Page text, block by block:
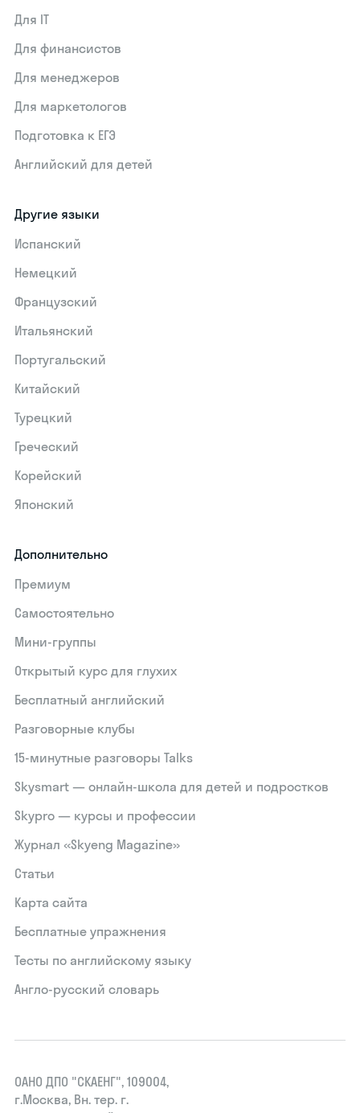
Для IT
Для финансистов
Для менеджеров
Для маркетологов
Подготовка к ЕГЭ
Английский для детей
Другие языки
Испанский
Немецкий
Французский
Итальянский
Португальский
Китайский
Турецкий
Греческий
Корейский
Японский
Дополнительно
Премиум
Самостоятельно
Мини-группы
Открытый курс для глухих
Бесплатный английский
Разговорные клубы
15‑минутные разговоры Talks
Skysmart — онлайн-школа для детей и подростков
Skypro — курсы и профессии
Журнал «Skyeng Magazine»
Статьи
Карта сайта
Бесплатные упражнения
Тесты по английскому языку
Англо-русский словарь
ОАНО ДПО "СКАЕНГ", 109004,
г.Москва, Вн. тер. г.